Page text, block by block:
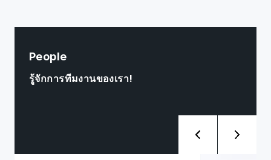
People
รู้จักการทีมงานของเรา!